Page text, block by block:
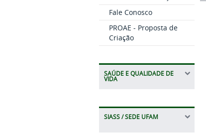
Fale Conosco
PROAE - Proposta de
Criação
SAÚDE E QUALIDADE DE
VIDA
SIASS / SEDE UFAM